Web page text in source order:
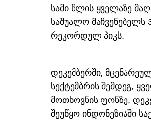
სამი წლის ყველაზე
საშუალო მაჩვენებელს
რეკორდულ პიკს.
დეკემბერში,
სექტემბრის შემდეგ,
მოთხოვნის ფონზე,
შეუწყო ინდონეზიაში